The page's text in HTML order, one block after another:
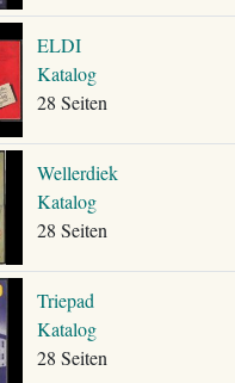
ELDI
Katalog
28 Seiten
Wellerdiek
Katalog
28 Seiten
Triepad
Katalog
28 Seiten